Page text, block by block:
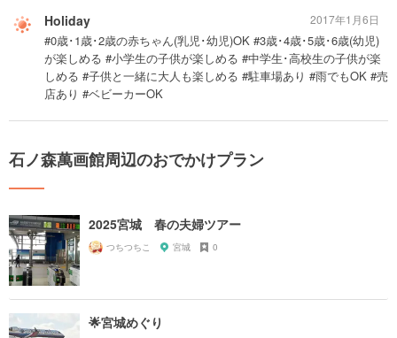
Holiday
#0歳･1歳･2歳の赤ちゃん(乳児･幼児)OK #3歳･4歳･5歳･6歳(幼児)
が楽しめる #小学生の子供が楽しめる #中学生･高校生の子供が楽
しめる #子供と一緒に大人も楽しめる #駐車場あり #雨でもOK #売
店あり #ベビーカーOK
2017年1月6日
石ノ森萬画館周辺のおでかけプラン
2025宮城 春の夫婦ツアー
つちつちこ 宮城 0
🌟宮城めぐり